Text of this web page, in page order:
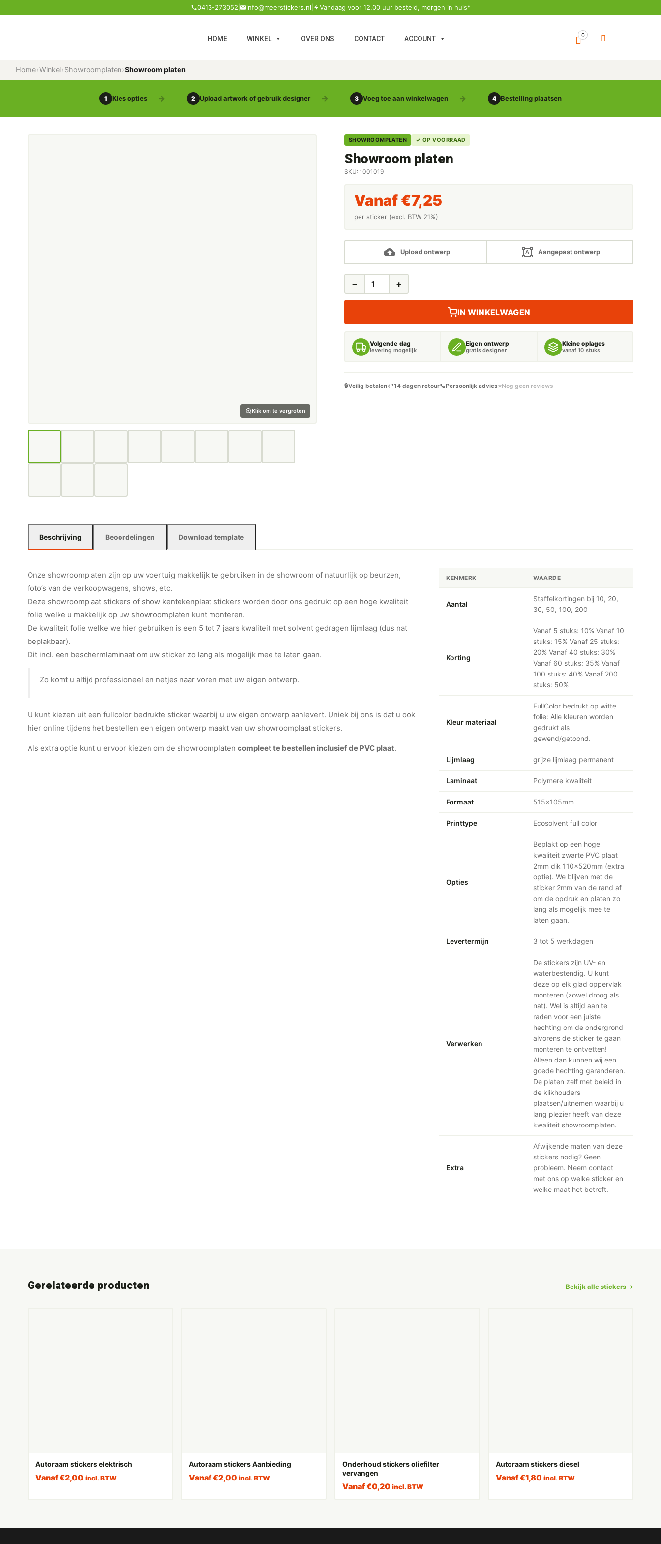
0413-273052 info@meerstickers.nl Vandaag voor 12.00 uur besteld, morgen in huis*
HOME WINKEL OVER ONS CONTACT ACCOUNT 0
Home›Winkel›Showroomplaten›Showroom platen
1 Kies opties 2 Upload artwork of gebruik designer 3 Voeg toe aan winkelwagen 4 Bestelling plaatsen
Klik om te vergroten
SHOWROOMPLATEN ✓ OP VOORRAAD
Showroom platen
SKU: 1001019
Vanaf €7,25
per sticker (excl. BTW 21%)
Upload ontwerp Aangepast ontwerp
SHOWROOM
− +
IN WINKELWAGEN
Volgende dag
levering mogelijk
Eigen ontwerp
gratis designer
Kleine oplages
vanaf 10 stuks
🔒Veilig betalen↩️14 dagen retour📞Persoonlijk advies⭐Nog geen reviews
Beschrijving Beoordelingen Download template
Onze showroomplaten zijn op uw voertuig makkelijk te gebruiken in de showroom of natuurlijk op beurzen,
foto’s van de verkoopwagens, shows, etc.
Deze showroomplaat stickers of show kentekenplaat stickers worden door ons gedrukt op een hoge kwaliteit
folie welke u makkelijk op uw showroomplaten kunt monteren.
De kwaliteit folie welke we hier gebruiken is een 5 tot 7 jaars kwaliteit met solvent gedragen lijmlaag (dus nat
beplakbaar).
Dit incl. een beschermlaminaat om uw sticker zo lang als mogelijk mee te laten gaan.
Zo komt u altijd professioneel en netjes naar voren met uw eigen ontwerp.
U kunt kiezen uit een fullcolor bedrukte sticker waarbij u uw eigen ontwerp aanlevert. Uniek bij ons is dat u ook
hier online tijdens het bestellen een eigen ontwerp maakt van uw showroomplaat stickers.
Als extra optie kunt u ervoor kiezen om de showroomplaten compleet te bestellen inclusief de PVC plaat.
KENMERK WAARDE
Aantal
Staffelkortingen bij 10, 20,
30, 50, 100, 200
Korting
Vanaf 5 stuks: 10% Vanaf 10
stuks: 15% Vanaf 25 stuks:
20% Vanaf 40 stuks: 30%
Vanaf 60 stuks: 35% Vanaf
100 stuks: 40% Vanaf 200
stuks: 50%
Kleur materiaal
FullColor bedrukt op witte
folie: Alle kleuren worden
gedrukt als
gewend/getoond.
Lijmlaag grijze lijmlaag permanent
Laminaat Polymere kwaliteit
Formaat 515x105mm
Printtype Ecosolvent full color
Opties
Beplakt op een hoge
kwaliteit zwarte PVC plaat
2mm dik 110x520mm (extra
optie). We blijven met de
sticker 2mm van de rand af
om de opdruk en platen zo
lang als mogelijk mee te
laten gaan.
Levertermijn 3 tot 5 werkdagen
Verwerken
De stickers zijn UV- en
waterbestendig. U kunt
deze op elk glad oppervlak
monteren (zowel droog als
nat). Wel is altijd aan te
raden voor een juiste
hechting om de ondergrond
alvorens de sticker te gaan
monteren te ontvetten!
Alleen dan kunnen wij een
goede hechting garanderen.
De platen zelf met beleid in
de klikhouders
plaatsen/uitnemen waarbij u
lang plezier heeft van deze
kwaliteit showroomplaten.
Extra
Afwijkende maten van deze
stickers nodig? Geen
probleem. Neem contact
met ons op welke sticker en
welke maat het betreft.
Gerelateerde producten Bekijk alle stickers →
Autoraam stickers elektrisch
Vanaf€2,00 incl. BTW
Autoraam stickers Aanbieding
Vanaf€2,00 incl. BTW
Onderhoud stickers oliefilter
vervangen
Vanaf€0,20 incl. BTW
Autoraam stickers diesel
Vanaf€1,80 incl. BTW